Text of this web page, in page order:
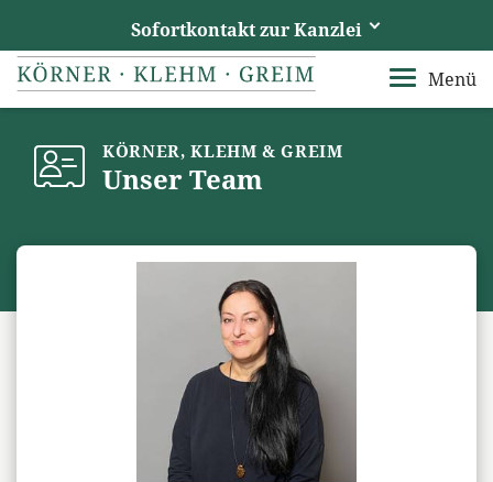
Sofortkontakt zur Kanzlei
Körner, Klehm und Greim
Ihre Fachberater im Vogtland
Rufen Sie uns an
+49 3741 15740
info@ra-kkg.de
Menü
KÖRNER, KLEHM & GREIM
Unser Team